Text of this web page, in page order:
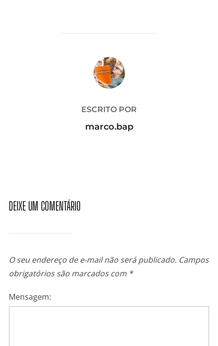
AUTOR DO POST
ESCRITO POR
marco.bap
DEIXE UM COMENTÁRIO
O seu endereço de e-mail não será publicado. Campos
obrigatórios são marcados com *
Mensagem: